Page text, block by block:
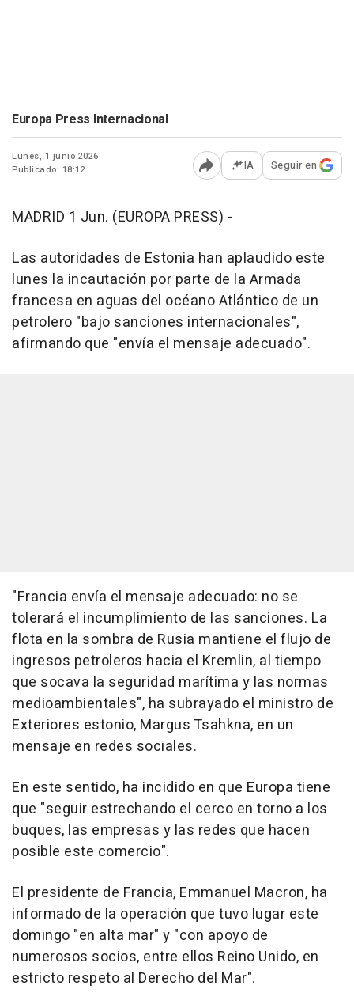
Europa Press Internacional
Lunes, 1 junio 2026
Publicado: 18:12
Abrir opciones para
IA Seguir en
MADRID 1 Jun. (EUROPA PRESS) -
Las autoridades de Estonia han aplaudido este
lunes la incautación por parte de la Armada
francesa en aguas del océano Atlántico de un
petrolero "bajo sanciones internacionales",
afirmando que "envía el mensaje adecuado".
"Francia envía el mensaje adecuado: no se
tolerará el incumplimiento de las sanciones. La
flota en la sombra de Rusia mantiene el flujo de
ingresos petroleros hacia el Kremlin, al tiempo
que socava la seguridad marítima y las normas
medioambientales", ha subrayado el ministro de
Exteriores estonio, Margus Tsahkna, en un
mensaje en redes sociales.
En este sentido, ha incidido en que Europa tiene
que "seguir estrechando el cerco en torno a los
buques, las empresas y las redes que hacen
posible este comercio".
El presidente de Francia, Emmanuel Macron, ha
informado de la operación que tuvo lugar este
domingo "en alta mar" y "con apoyo de
numerosos socios, entre ellos Reino Unido, en
estricto respeto al Derecho del Mar".